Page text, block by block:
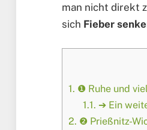
man nicht direkt
sich Fieber
1. ❶ Ruhe und
1.1. ➔ Ein
2. ❷ Prießnitz-